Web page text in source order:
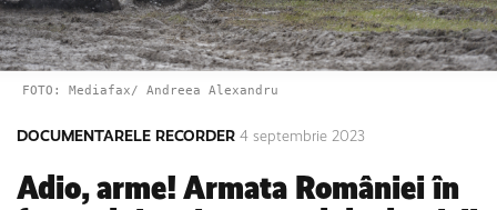
FOTO: Mediafax/ Andreea Alexandru
DOCUMENTARELE RECORDER 4 septembrie 2023
Adio, arme! Armata României în